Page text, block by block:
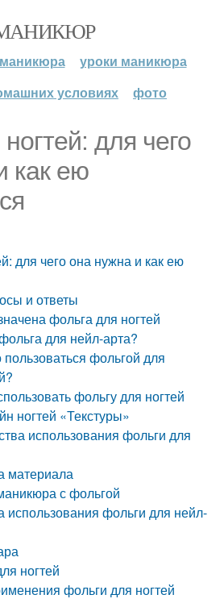
уроки маникюра
условиях
фото
для чего
как ею
для чего она нужна и как ею
и ответы
фольга для ногтей
для нейл-арта?
фольгой для
фольгу для ногтей
ногтей «Текстуры»
использования фольги для
материала
с фольгой
фольги для нейл-
ногтей
фольги для ногтей